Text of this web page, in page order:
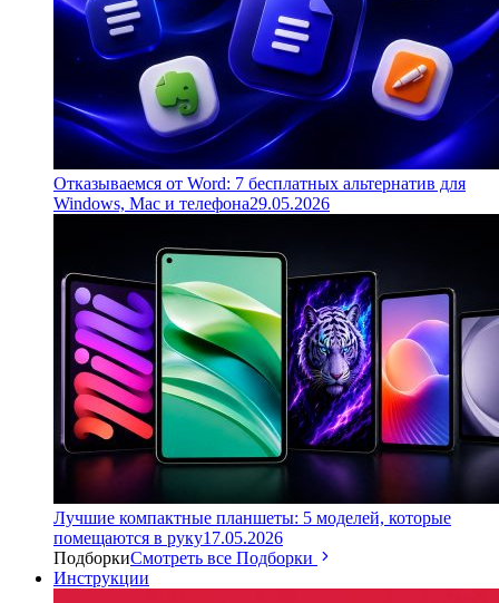
Отказываемся от Word: 7 бесплатных альтернатив для
Windows, Mac и телефона29.05.2026
Лучшие компактные планшеты: 5 моделей, которые
помещаются в руку17.05.2026
ПодборкиСмотреть все Подборки
Инструкции